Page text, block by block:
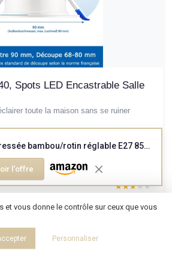
Spots LED Encastrable Salle
toute la maison sans se ruiner
★★★★★
★★★★★
★★★★★
★★★★★
Suspension tressée bambou/rotin réglable E27 85cm
l'offre
et vous donne le contrôle sur ceux que vous
Personnaliser